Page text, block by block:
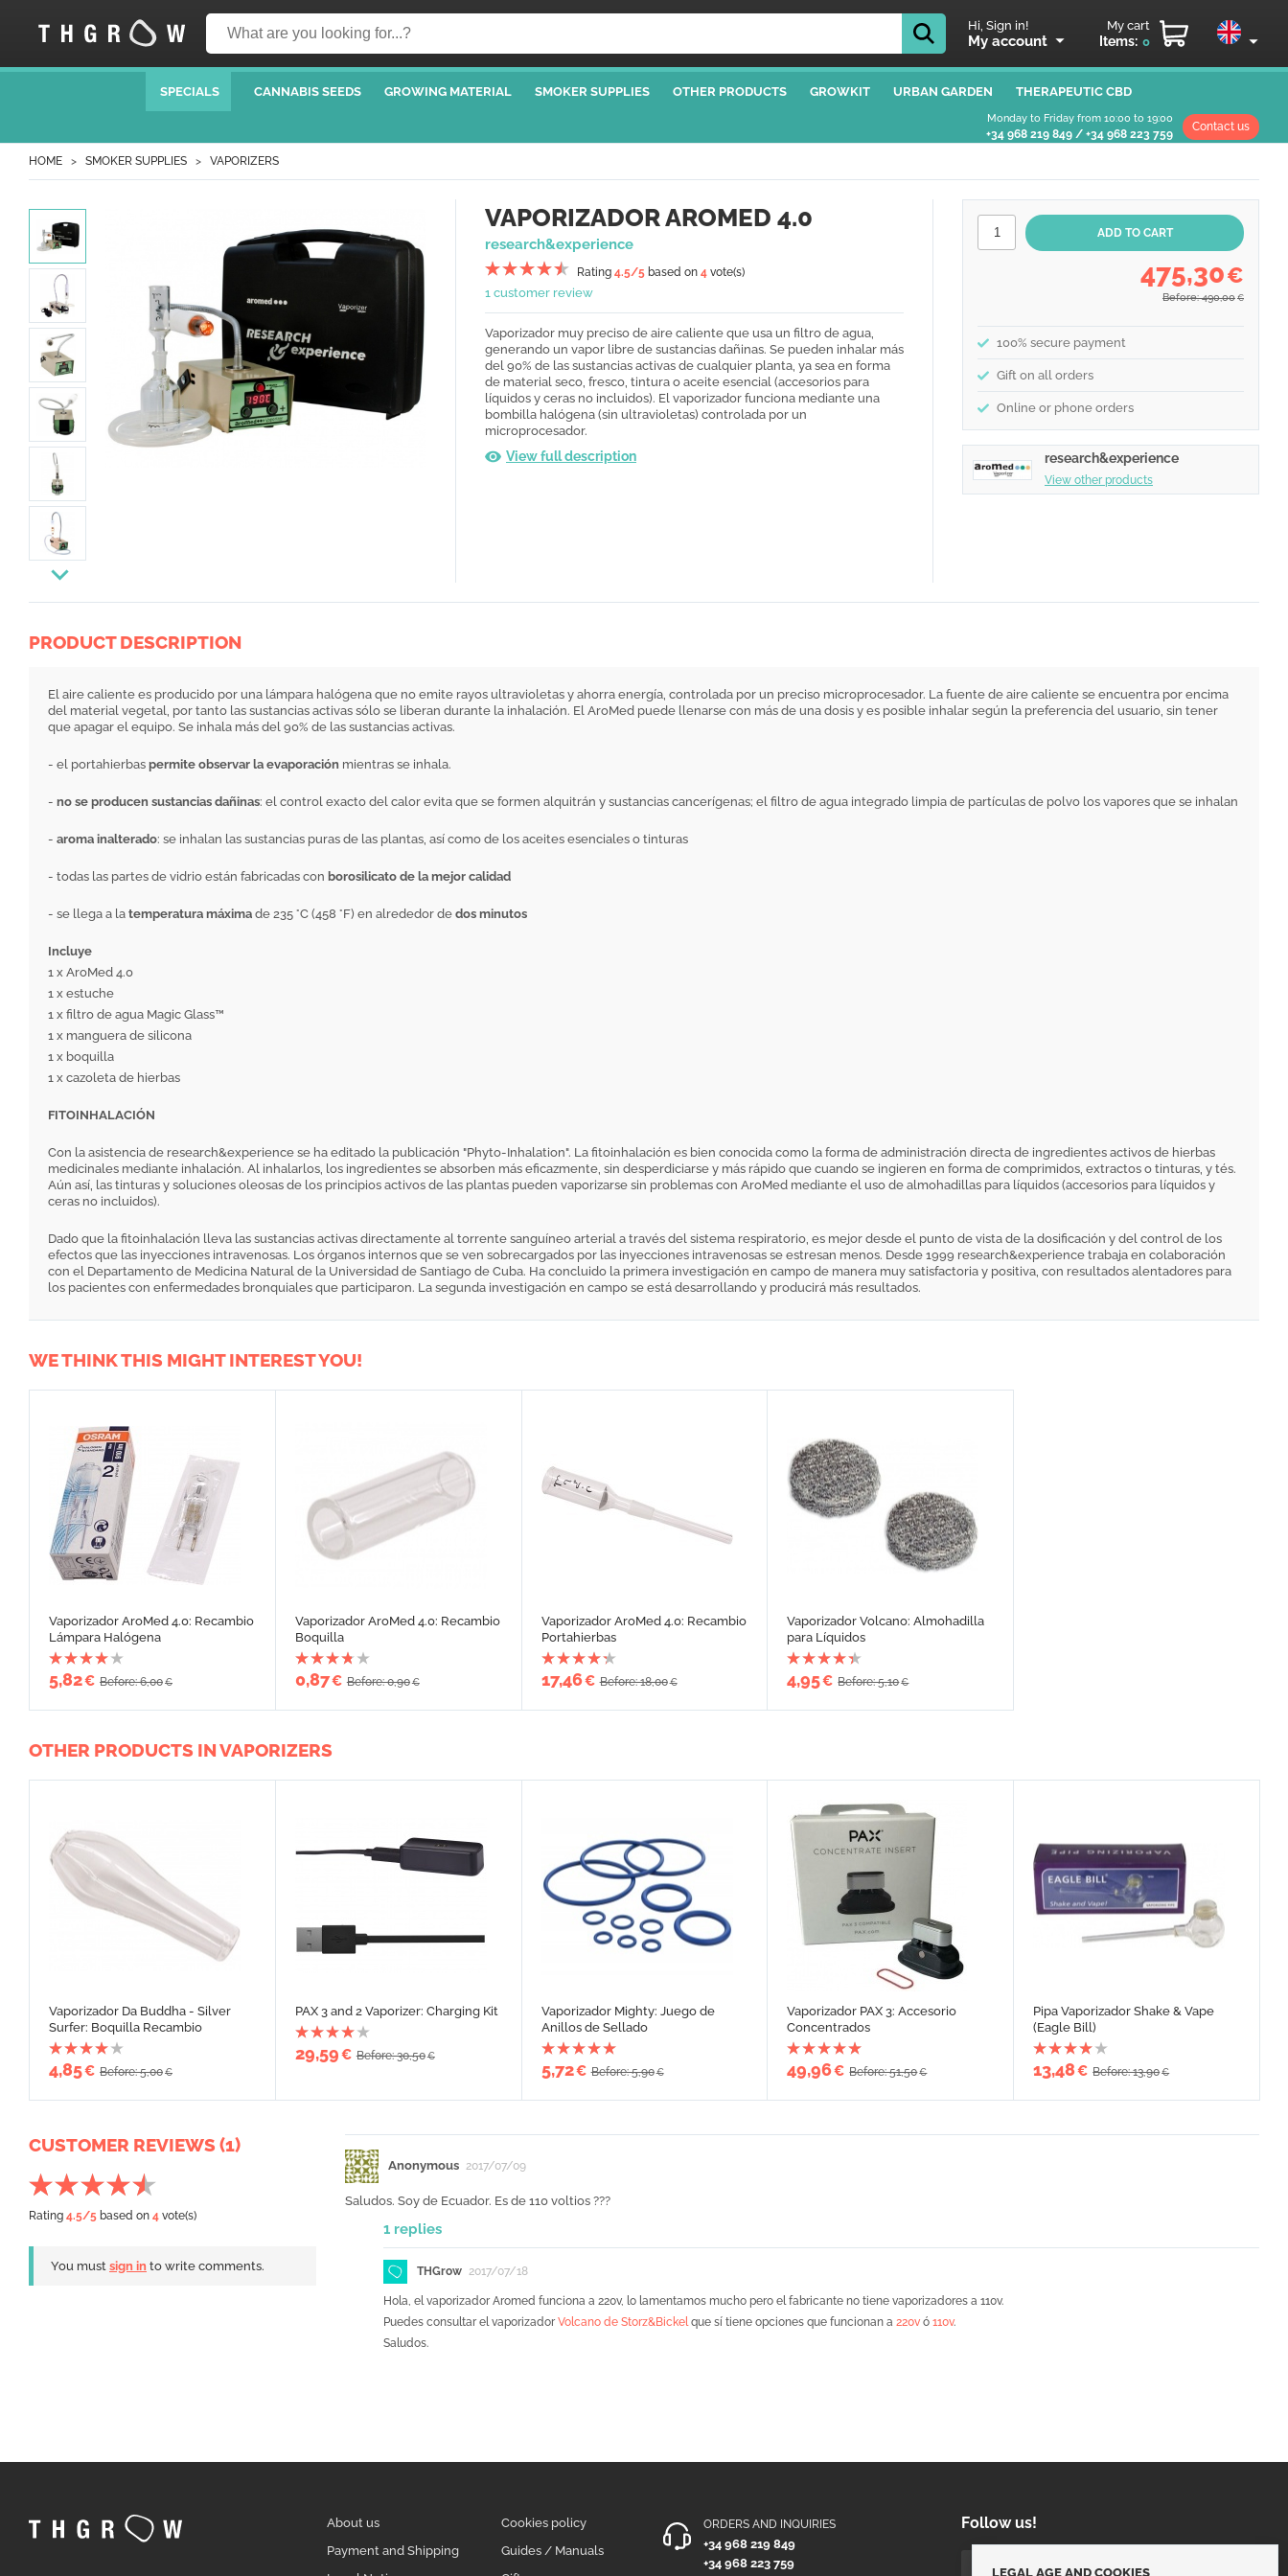
Hi, Sign in!
My account
My cart
Items: 0
SPECIALS CANNABIS SEEDS GROWING MATERIAL SMOKER SUPPLIES OTHER PRODUCTS GROWKIT URBAN GARDEN THERAPEUTIC CBD
Monday to Friday from 10:00 to 19:00
+34 968 219 849 / +34 968 223 759
Contact us
HOME SMOKER SUPPLIES VAPORIZERS
VAPORIZADOR AROMED 4.0
research&experience
Rating 4.5/5 based on 4 vote(s)
1 customer review
Vaporizador muy preciso de aire caliente que usa un filtro de agua,
generando un vapor libre de sustancias dañinas. Se pueden inhalar más
del 90% de las sustancias activas de cualquier planta, ya sea en forma
de material seco, fresco, tintura o aceite esencial (accesorios para
líquidos y ceras no incluidos). El vaporizador funciona mediante una
bombilla halógena (sin ultravioletas) controlada por un
microprocesador.
View full description
475,30€
Before: 490,00 €
100% secure payment
Gift on all orders
Online or phone orders
research&experience
View other products
PRODUCT DESCRIPTION
El aire caliente es producido por una lámpara halógena que no emite rayos ultravioletas y ahorra energía, controlada por un preciso microprocesador. La fuente de aire caliente se encuentra por encima
del material vegetal, por tanto las sustancias activas sólo se liberan durante la inhalación. El AroMed puede llenarse con más de una dosis y es posible inhalar según la preferencia del usuario, sin tener
que apagar el equipo. Se inhala más del 90% de las sustancias activas.
- el portahierbas permite observar la evaporación mientras se inhala.
- no se producen sustancias dañinas: el control exacto del calor evita que se formen alquitrán y sustancias cancerígenas; el filtro de agua integrado limpia de partículas de polvo los vapores que se inhalan
- aroma inalterado: se inhalan las sustancias puras de las plantas, así como de los aceites esenciales o tinturas
- todas las partes de vidrio están fabricadas con borosilicato de la mejor calidad
- se llega a la temperatura máxima de 235 °C (458 °F) en alrededor de dos minutos
Incluye
1 x AroMed 4.0
1 x estuche
1 x filtro de agua Magic Glass™
1 x manguera de silicona
1 x boquilla
1 x cazoleta de hierbas
FITOINHALACIÓN
Con la asistencia de research&experience se ha editado la publicación "Phyto-Inhalation". La fitoinhalación es bien conocida como la forma de administración directa de ingredientes activos de hierbas
medicinales mediante inhalación. Al inhalarlos, los ingredientes se absorben más eficazmente, sin desperdiciarse y más rápido que cuando se ingieren en forma de comprimidos, extractos o tinturas, y tés.
Aún así, las tinturas y soluciones oleosas de los principios activos de las plantas pueden vaporizarse sin problemas con AroMed mediante el uso de almohadillas para líquidos (accesorios para líquidos y
ceras no incluidos).
Dado que la fitoinhalación lleva las sustancias activas directamente al torrente sanguíneo arterial a través del sistema respiratorio, es mejor desde el punto de vista de la dosificación y del control de los
efectos que las inyecciones intravenosas. Los órganos internos que se ven sobrecargados por las inyecciones intravenosas se estresan menos. Desde 1999 research&experience trabaja en colaboración
con el Departamento de Medicina Natural de la Universidad de Santiago de Cuba. Ha concluido la primera investigación en campo de manera muy satisfactoria y positiva, con resultados alentadores para
los pacientes con enfermedades bronquiales que participaron. La segunda investigación en campo se está desarrollando y producirá más resultados.
WE THINK THIS MIGHT INTEREST YOU!
Vaporizador AroMed 4.0: Recambio
Lámpara Halógena
5,82€ Before: 6,00€
Vaporizador AroMed 4.0: Recambio
Boquilla
0,87€ Before: 0,90€
Vaporizador AroMed 4.0: Recambio
Portahierbas
17,46€ Before: 18,00€
Vaporizador Volcano: Almohadilla
para Líquidos
4,95€ Before: 5,10€
OTHER PRODUCTS IN VAPORIZERS
Vaporizador Da Buddha - Silver
Surfer: Boquilla Recambio
4,85€ Before: 5,00€
PAX 3 and 2 Vaporizer: Charging Kit
29,59€ Before: 30,50€
Vaporizador Mighty: Juego de
Anillos de Sellado
5,72€ Before: 5,90€
Vaporizador PAX 3: Accesorio
Concentrados
49,96€ Before: 51,50€
Pipa Vaporizador Shake & Vape
(Eagle Bill)
13,48€ Before: 13,90€
CUSTOMER REVIEWS (1)
Rating 4.5/5 based on 4 vote(s)
You must sign in to write comments.
Anonymous 2017/07/09
Saludos. Soy de Ecuador. Es de 110 voltios ???
1 replies
THGrow 2017/07/18
Hola, el vaporizador Aromed funciona a 220v, lo lamentamos mucho pero el fabricante no tiene vaporizadores a 110v.
Puedes consultar el vaporizadorVolcano de Storz&Bickelque sí tiene opciones que funcionan a 220v ó 110v.
Saludos.
About us
Payment and Shipping
Cookies policy
Guides / Manuals
ORDERS AND INQUIRIES
+34 968 219 849
+34 968 223 759
Follow us!
LEGAL AGE AND COOKIES